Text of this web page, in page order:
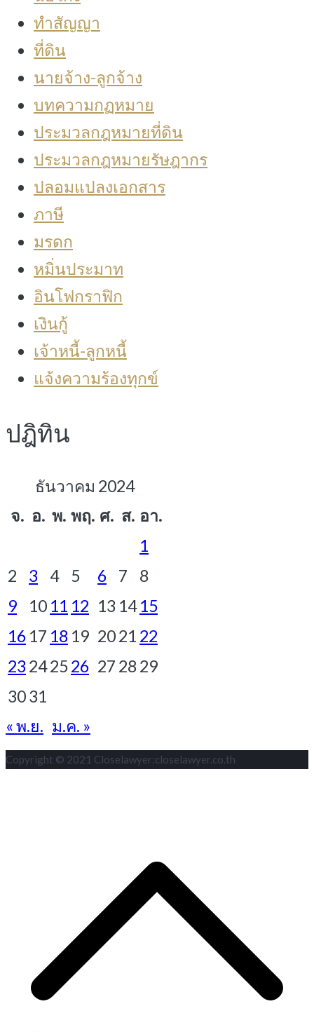
ทำสัญญา
ที่ดิน
นายจ้าง-ลูกจ้าง
บทความกฏหมาย
ประมวลกฎหมายที่ดิน
ประมวลกฎหมายรัษฎากร
ปลอมแปลงเอกสาร
ภาษี
มรดก
หมิ่นประมาท
อินโฟกราฟิก
เงินกู้
เจ้าหนี้-ลูกหนี้
แจ้งความร้องทุกข์
ปฎิทิน
ธันวาคม 2024
จ. อ. พ. พฤ. ศ. ส. อา.
1
2
3 4 5 6 7
8
9
10 11 12 13 14 15
16 17 18 19 2021 22
23 2425 26 27 28 29
3031
« พ.ย. ม.ค. »
Copyright © 2021 Closelawyer:closelawyer.co.th